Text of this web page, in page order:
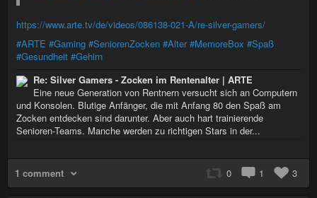
https://www.arte.tv/de/videos/086138-021-A/re-silver-gamers/
#ARTE #Gaming #SeniorenZocken #Alter #MemoreBox #Spaß
#Gesundheit #Gehirn
Re: Silver Gamers - Zocken im Rentenalter | ARTE
Eine neue Generation von Rentnern versucht sich an Computern
und Konsolen. Blutige Anfänger, die mit Anfang 80 den Spaß am
Zocken entdecken sind darunter. Aber auch hart trainierende
Senioren-Teams. Manche werden zu richtigen Stars in der...
1 comment 0 1 3